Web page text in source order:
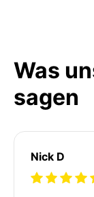
Was
sagen
Nick D